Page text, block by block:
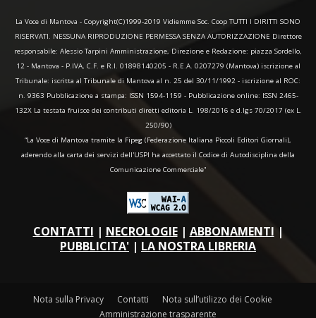
La Voce di Mantova - Copyright(C)1999-2019 Vidiemme Soc. Coop TUTTI I DIRITTI SONO
RISERVATI. NESSUNA RIPRODUZIONE PERMESSA SENZA AUTORIZZAZIONE Direttore
responsabile: Alessio Tarpini Amministrazione, Direzione e Redazione: piazza Sordello,
12 - Mantova - P.IVA, C.F. e R.I. 01898140205 - R.E.A. 0207279 (Mantova) iscrizione al
Tribunale: iscritta al Tribunale di Mantova al n. 25 del 30/11/1992 - iscrizione al ROC:
n. 9363 Pubblicazione a stampa: ISSN 1594-1159 - Pubblicazione online: ISSN 2465-
132X La testata fruisce dei contributi diretti editoria L. 198/2016 e d.lgs 70/2017 (ex L.
250/90)
“La Voce di Mantova tramite la Fipeg (Federazione Italiana Piccoli Editori Giornali),
aderendo alla carta dei servizi dell'USPI ha accettato il Codice di Autodisciplina della
Comunicazione Commerciale"
CONTATTI | NECROLOGIE| ABBONAMENTI |
PUBBLICITA' | LA NOSTRA LIBRERIA
Nota sulla Privacy Contatti
Nota sull’utilizzo dei Cookie
Amministrazione trasparente